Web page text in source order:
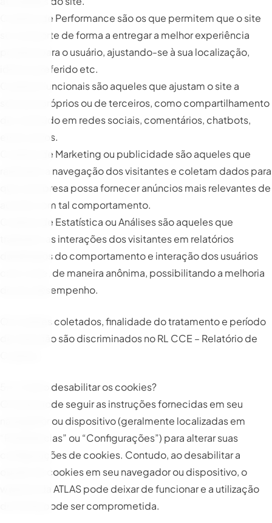
Cookies de Performance são os que permitem que o site
se comporte de forma a entregar a melhor experiência
possível para o usuário, ajustando-se à sua localização,
idioma preferido etc.
Cookies Funcionais são aqueles que ajustam o site a
serviços próprios ou de terceiros, como compartilhamento
de conteúdo em redes sociais, comentários, chatbots,
entre outros.
Cookies de Marketing ou publicidade são aqueles que
rastreiam a navegação dos visitantes e coletam dados para
que a empresa possa fornecer anúncios mais relevantes de
acordo com tal comportamento.
Cookies de Estatística ou Análises são aqueles que
traduzem as interações dos visitantes em relatórios
detalhados do comportamento e interação dos usuários
com o site, de maneira anônima, possibilitando a melhoria
do seu desempenho.
Os cookies coletados, finalidade do tratamento e período
de retenção são discriminados no RL CCE – Relatório de
5.4. Como desabilitar os cookies?
O titular pode seguir as instruções fornecidas em seu
navegador ou dispositivo (geralmente localizadas em
“Preferências” ou “Configurações”) para alterar suas
configurações de cookies. Contudo, ao desabilitar a
opção de cookies em seu navegador ou dispositivo, o
website da ATLAS pode deixar de funcionar e a utilização
do Portal pode ser comprometida.